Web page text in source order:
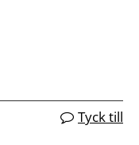
Tyck till